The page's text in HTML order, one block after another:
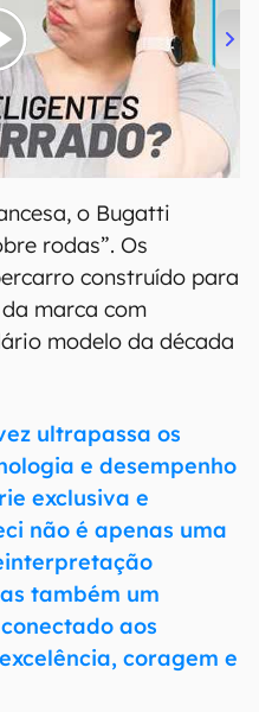
o Bugatti
rodas”. Os
construído para
marca com
modelo da década
ultrapassa os
e desempenho
exclusiva e
não é apenas uma
também um
aos
coragem e